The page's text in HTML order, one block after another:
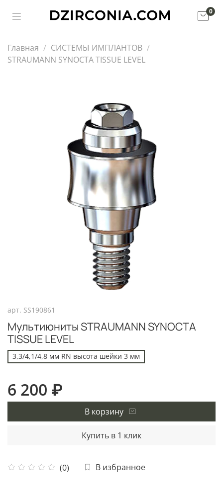
0
Главная
СИСТЕМЫ ИМПЛАНТОВ
STRAUMANN SYNOCTA TISSUE LEVEL
арт. SS190861
Мультиюниты STRAUMANN SYNOCTA
TISSUE LEVEL
(0) В избранное
3,3/4,1/4,8 мм RN высота шейки 3 мм
6 200 ₽
В корзину
Купить в 1 клик